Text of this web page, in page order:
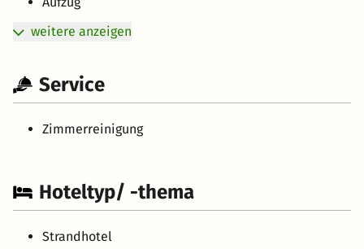
weitere anzeigen
Service
Zimmerreinigung
Hoteltyp/ -thema
Strandhotel